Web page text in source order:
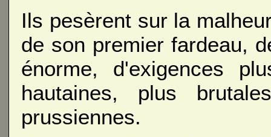
Ils pesèrent sur la
de son premier fardeau,
énorme, d'exigences
hautaines, plus
prussiennes.